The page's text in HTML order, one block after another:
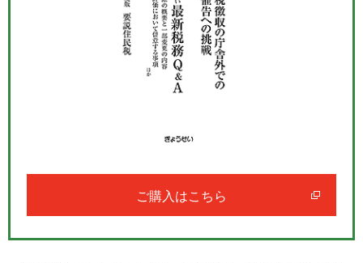
ご購入はこちら